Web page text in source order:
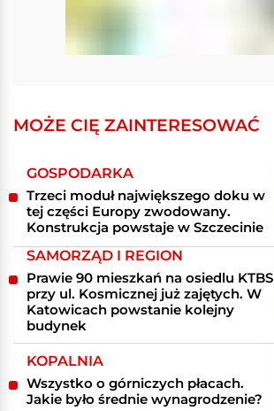
MOŻE CIĘ ZAINTERESOWAĆ
GOSPODARKA
Trzeci moduł największego doku w
tej części Europy zwodowany.
Konstrukcja powstaje w Szczecinie
SAMORZĄD I REGION
Prawie 90 mieszkań na osiedlu KTBS
przy ul. Kosmicznej już zajętych. W
Katowicach powstanie kolejny
budynek
KOPALNIA
Wszystko o górniczych płacach.
Jakie było średnie wynagrodzenie?